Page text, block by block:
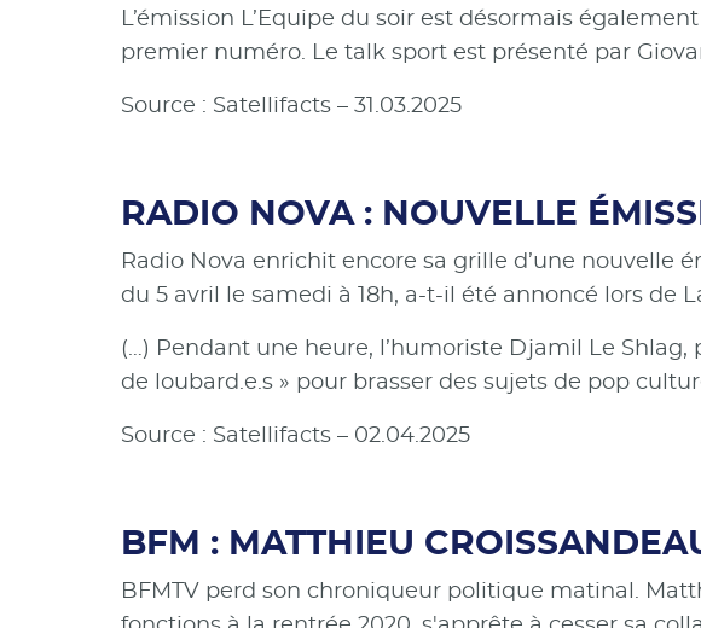
L’émission L’Equipe du soir est désormais
premier numéro. Le talk sport est présenté par
Source : Satellifacts – 31.03.2025
RADIO NOVA : NOUVELLE
Radio Nova enrichit encore sa grille d’une nouvelle
du 5 avril le samedi à 18h, a-t-il été annoncé lors de
(…) Pendant une heure, l’humoriste Djamil Le Shlag,
de loubard.e.s » pour brasser des sujets de pop
Source : Satellifacts – 02.04.2025
BFM : MATTHIEU
BFMTV perd son chroniqueur politique matinal.